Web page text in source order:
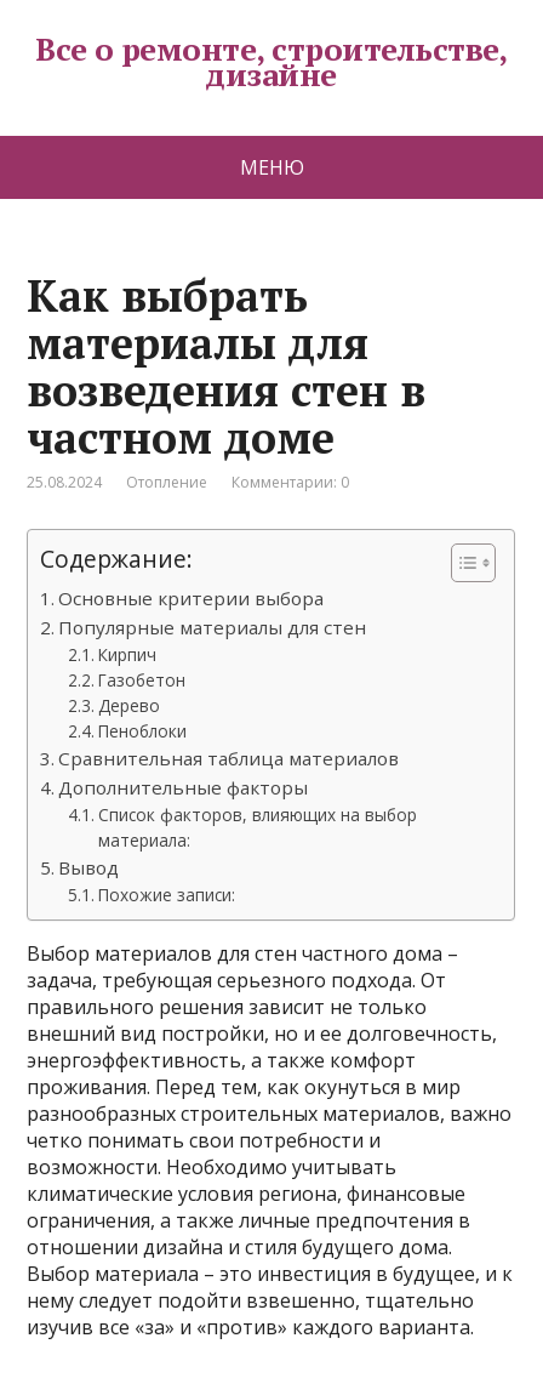
Все о ремонте, строительстве,
дизайне
МЕНЮ
Как выбрать
материалы для
возведения стен в
частном доме
25.08.2024 Отопление Комментарии: 0
Содержание:
Основные критерии выбора
Популярные материалы для стен
Кирпич
Газобетон
Дерево
Пеноблоки
Сравнительная таблица материалов
Дополнительные факторы
Список факторов, влияющих на выбор
материала:
Вывод
Похожие записи:
Выбор материалов для стен частного дома –
задача, требующая серьезного подхода. От
правильного решения зависит не только
внешний вид постройки, но и ее долговечность,
энергоэффективность, а также комфорт
проживания. Перед тем, как окунуться в мир
разнообразных строительных материалов, важно
четко понимать свои потребности и
возможности. Необходимо учитывать
климатические условия региона, финансовые
ограничения, а также личные предпочтения в
отношении дизайна и стиля будущего дома.
Выбор материала – это инвестиция в будущее, и к
нему следует подойти взвешенно, тщательно
изучив все «за» и «против» каждого варианта.